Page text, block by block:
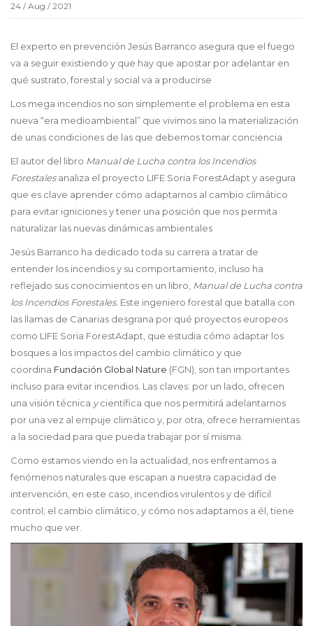
24 / Aug / 2021
El experto en prevención Jesús Barranco asegura que el fuego
va a seguir existiendo y que hay que apostar por adelantar en
qué sustrato, forestal y social va a producirse
Los mega incendios no son simplemente el problema en esta
nueva “era medioambiental” que vivimos sino la materialización
de unas condiciones de las que debemos tomar conciencia
El autor del libro Manual de Lucha contra los Incendios
Forestalesanaliza el proyecto LIFE Soria ForestAdapt y asegura
que es clave aprender cómo adaptarnos al cambio climático
para evitar igniciones y tener una posición que nos permita
naturalizar las nuevas dinámicas ambientales
Jesús Barranco ha dedicado toda su carrera a tratar de
entender los incendios y su comportamiento, incluso ha
reflejado sus conocimientos en un libro, Manual de Lucha contra
los Incendios Forestales. Este ingeniero forestal que batalla con
las llamas de Canarias desgrana por qué proyectos europeos
como LIFE Soria ForestAdapt, que estudia cómo adaptar los
bosques a los impactos del cambio climático y que
coordina Fundación Global Nature (FGN), son tan importantes
incluso para evitar incendios. Las claves: por un lado, ofrecen
una visión técnica ycientífica que nos permitirá adelantarnos
por una vez al empuje climático y, por otra, ofrece herramientas
a la sociedad para que pueda trabajar por sí misma.
Como estamos viendo en la actualidad, nos enfrentamos a
fenómenos naturales que escapan a nuestra capacidad de
intervención, en este caso, incendios virulentos y de difícil
control; el cambio climático, y cómo nos adaptamos a él, tiene
mucho que ver.